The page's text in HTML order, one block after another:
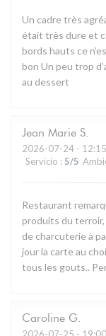
Un cadre très
était très dure et
bords hauts ce
bon Un peu trop
au dessert
Jean Marie S
2026-07-24 -
Servicio : 5/5
Restaurant
produits du terroir,
de charcuterie à
jour la carte au
tous les gouts..
Caroline G
2026-07-25 -